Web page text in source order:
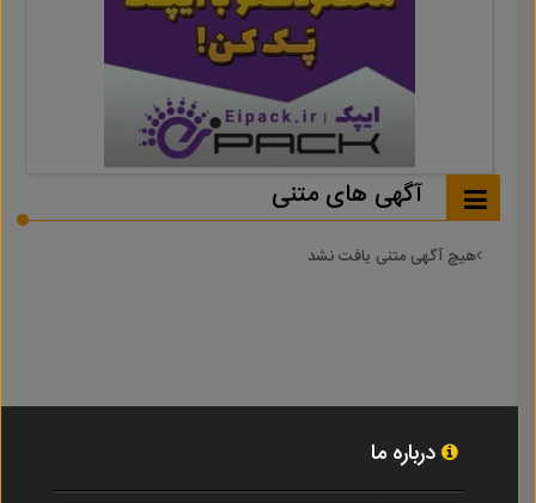
آگهی های متنی
هیچ آگهی متنی یافت نشد
درباره ما